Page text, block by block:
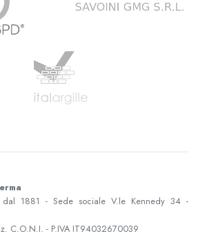
dal 1881 - Sede sociale V.le Kennedy 34 -
C.O.N.I. - P.IVA IT94032670039